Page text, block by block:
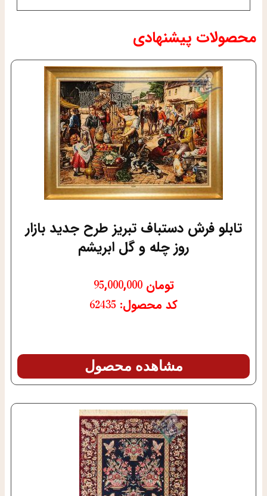
محصولات پیشنهادی
تابلو فرش دستباف تبریز طرح جدید بازار
روز چله و گل ابریشم
تومان 95,000,000
کد محصول: 62435
مشاهده محصول